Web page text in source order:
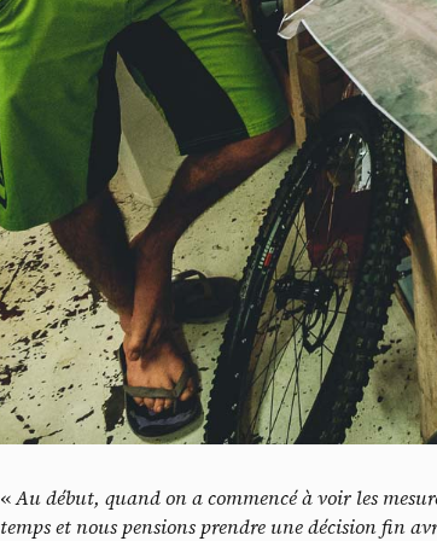
«Au début, quand on a commencé à voir les
temps et nous pensions prendre une décision fin